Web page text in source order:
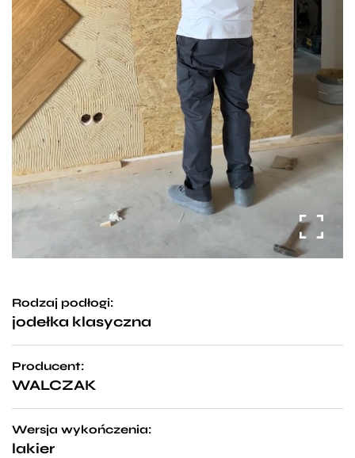
Rodzaj podłogi:
jodełka klasyczna
Producent:
WALCZAK
Wersja wykończenia:
lakier